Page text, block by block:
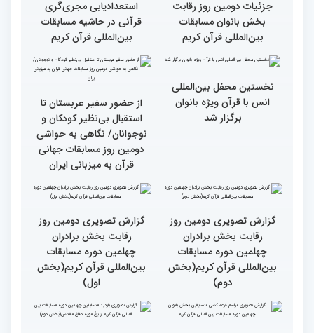
چهلمین دوره مسابقات
بین‌المللی قرآن کریم(بخش
سوم)
چهلمین دوره مسابقات بین
المللی قران کریم
جزئیات دومین روز رقابت
بخش بانوان مسابقات
بین‌المللی قرآن کریم
استعدادیابی مجری‌گری
قرآنی در حاشیه مسابقات
بین‌المللی قرآن کریم
انس با قرآن ویژه بانوان
از حضور سفیر عربستان تا
نوجوانان/ نگاهی به حواشی
دومین روز مسابقات جهانی
قرآن به میزبانی ایران
گزارش تصویری دومین روز
گزارش تصویری دومین روز